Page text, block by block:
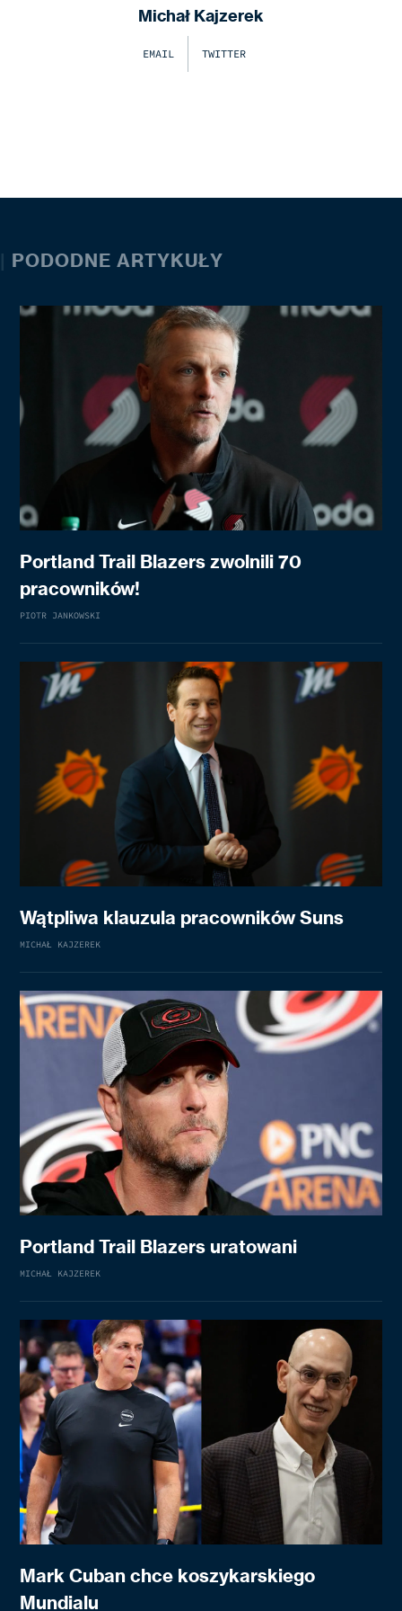
Michał Kajzerek
EMAIL TWITTER
| PODODNE ARTYKUŁY
Portland Trail Blazers zwolnili 70
pracowników!
PIOTR JANKOWSKI
Wątpliwa klauzula pracowników Suns
MICHAŁ KAJZEREK
Portland Trail Blazers uratowani
MICHAŁ KAJZEREK
Mark Cuban chce koszykarskiego
Mundialu